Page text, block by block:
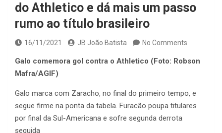
do Athletico e dá mais um passo
rumo ao título brasileiro
16/11/2021 JB João Batista No Comments
Galo comemora gol contra o Athletico (Foto: Robson
Mafra/AGIF)
Galo marca com Zaracho, no final do primeiro tempo, e
segue firme na ponta da tabela. Furacão poupa titulares
por final da Sul-Americana e sofre segunda derrota
seguida